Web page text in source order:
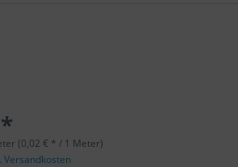
(0,02 € * / 1 Meter)
Versandkosten